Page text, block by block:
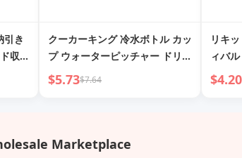
引き
収納
手
クーカーキング 冷水ボトル カッ
プ ウォーターピッチャー ドリン
クバレル 冷蔵庫 ホーム用 高温
$5.73$7.64
リキ
ィバ
ッグ
$4.20
Marketplace